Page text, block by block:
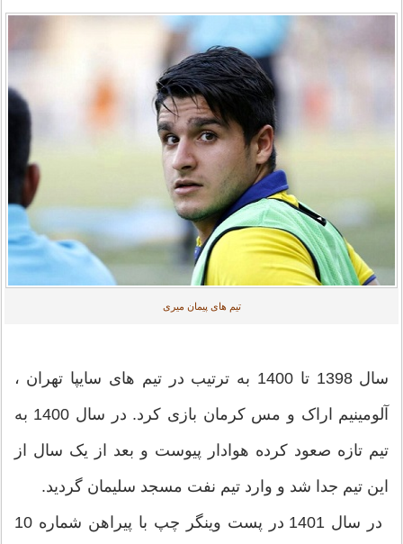
تیم های پیمان میری
سال 1398 تا 1400 به ترتیب در تیم های سایپا تهران ،
آلومینیم اراک و مس کرمان بازی کرد. در سال 1400 به
تیم تازه صعود کرده هوادار پیوست و بعد از یک سال از
این تیم جدا شد و وارد تیم نفت مسجد سلیمان گردید.
در سال 1401 در پست وینگر چپ با پیراهن شماره 10